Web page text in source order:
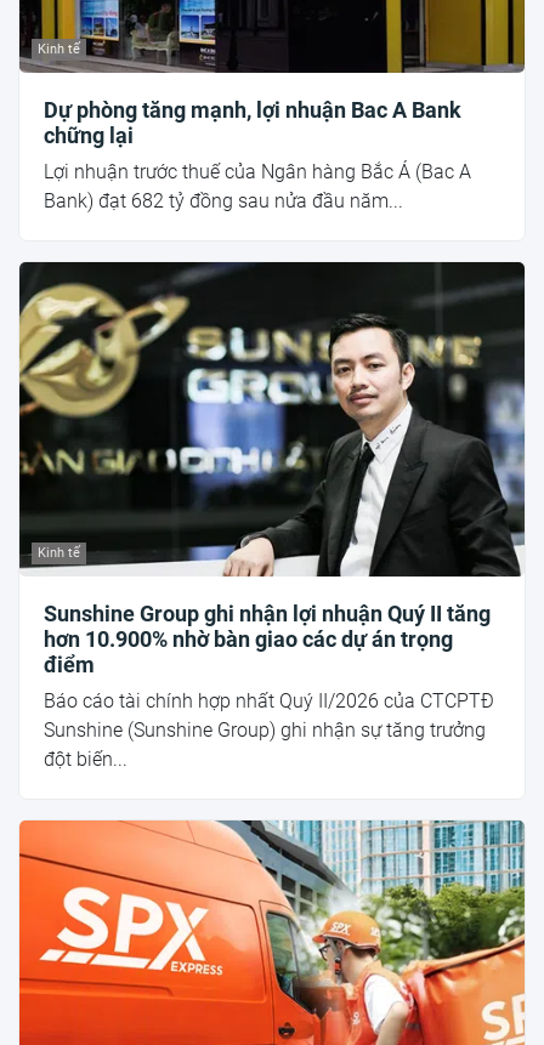
Kinh tế
Dự phòng tăng mạnh, lợi nhuận Bac A Bank
chững lại
Lợi nhuận trước thuế của Ngân hàng Bắc Á (Bac A
Bank) đạt 682 tỷ đồng sau nửa đầu năm...
Kinh tế
Sunshine Group ghi nhận lợi nhuận Quý II tăng
hơn 10.900% nhờ bàn giao các dự án trọng
điểm
Báo cáo tài chính hợp nhất Quý II/2026 của CTCPTĐ
Sunshine (Sunshine Group) ghi nhận sự tăng trưởng
đột biến...